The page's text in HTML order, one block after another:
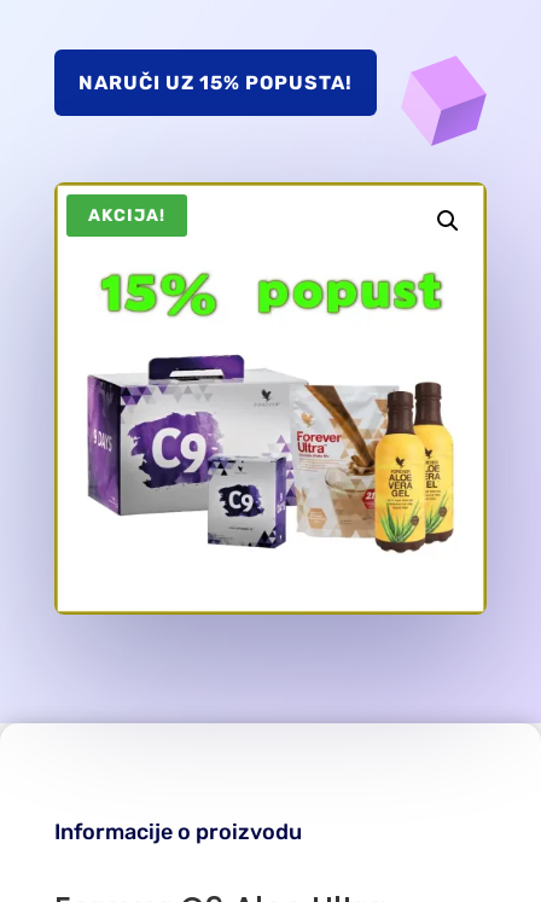
cijena
172,40 €.
je:
NARUČI UZ 15% POPUSTA!
AKCIJA!
Informacije o proizvodu